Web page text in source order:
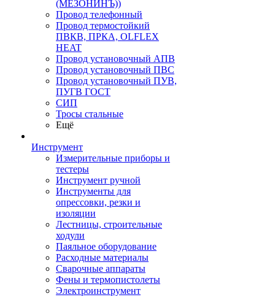
(МЕЗОНИНЪ))
Провод телефонный
Провод термостойкий
ПВКВ, ПРКА, OLFLEX
HEAT
Провод установочный АПВ
Провод установочный ПВС
Провод установочный ПУВ,
ПУГВ ГОСТ
СИП
Тросы стальные
Ещё
Инструмент
Измерительные приборы и
тестеры
Инструмент ручной
Инструменты для
опрессовки, резки и
изоляции
Лестницы, строительные
ходули
Паяльное оборудование
Расходные материалы
Сварочные аппараты
Фены и термопистолеты
Электроинструмент